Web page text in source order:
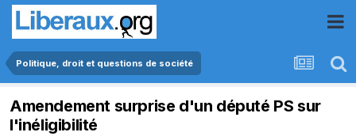
Politique, droit et questions de société
Amendement surprise d'un député PS sur
l'inéligibilité